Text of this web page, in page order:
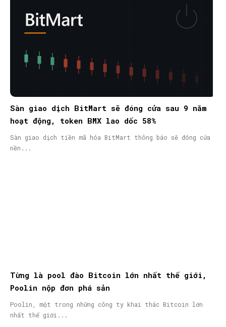
Sàn giao dịch BitMart sẽ đóng cửa sau 9 năm
hoạt động, token BMX lao dốc 58%
Sàn giao dịch tiền mã hóa BitMart thông báo sẽ đóng cửa
nền...
Từng là pool đào Bitcoin lớn nhất thế giới,
Poolin nộp đơn phá sản
Poolin, một trong những công ty khai thác Bitcoin lớn
nhất thế giới...